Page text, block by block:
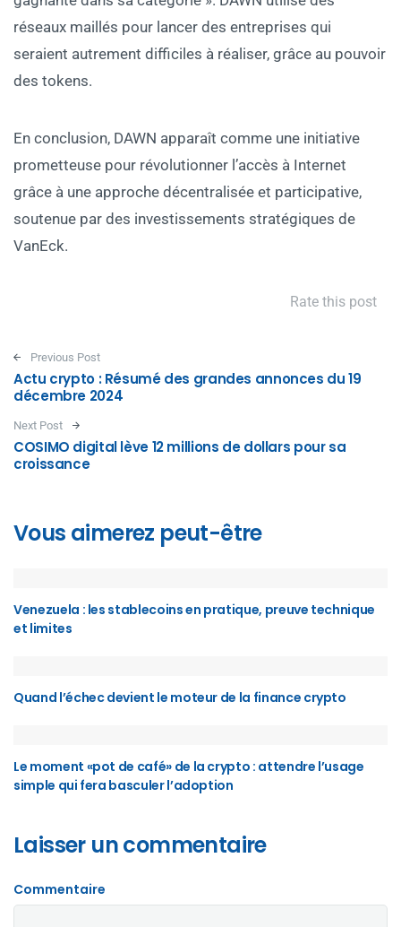
réseaux maillés pour lancer des entreprises qui
seraient autrement difficiles à réaliser, grâce au pouvoir
des tokens.
En conclusion, DAWN apparaît comme une initiative
prometteuse pour révolutionner l’accès à Internet
grâce à une approche décentralisée et participative,
soutenue par des investissements stratégiques de
VanEck.
Rate this post
Post navigation
Previous Post
Actu crypto : Résumé des grandes annonces du 19
décembre 2024
Next Post
COSIMO digital lève 12 millions de dollars pour sa
croissance
Vous aimerez peut-être
Venezuela : les stablecoins en pratique, preuve technique
et limites
Quand l’échec devient le moteur de la finance crypto
Le moment «pot de café» de la crypto : attendre l’usage
simple qui fera basculer l’adoption
Laisser un commentaire
Commentaire